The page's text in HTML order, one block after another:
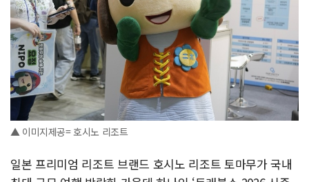
▲ 이미지제공= 호시노 리조트
일본 프리미엄 리조트 브랜드 호시노 리조트 토마무가 국내